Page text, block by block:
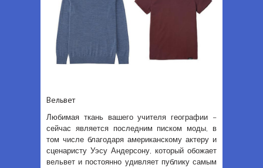
Вельвет
Любимая ткань вашего учителя географии –
сейчас является последним писком моды, в
том числе благодаря американскому актеру и
сценаристу Уэсу Андерсону, который обожает
вельвет и постоянно удивляет публику самым